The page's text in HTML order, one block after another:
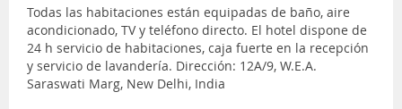
Todas las habitaciones están equipadas de baño, aire
acondicionado, TV y teléfono directo. El hotel dispone de
24 h servicio de habitaciones, caja fuerte en la recepción
y servicio de lavandería. Dirección: 12A/9, W.E.A.
Saraswati Marg, New Delhi, India